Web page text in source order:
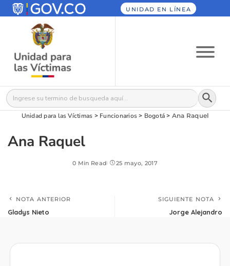
UNIDAD EN LÍNEA
Buscar: Botón
Unidad para las Víctimas > Funcionarios > Bogotá > Ana Raquel
Ana Raquel
0 Min Read 25 mayo, 2017
NOTA ANTERIOR
Gladys Nieto
SIGUIENTE NOTA
Jorge Alejandro